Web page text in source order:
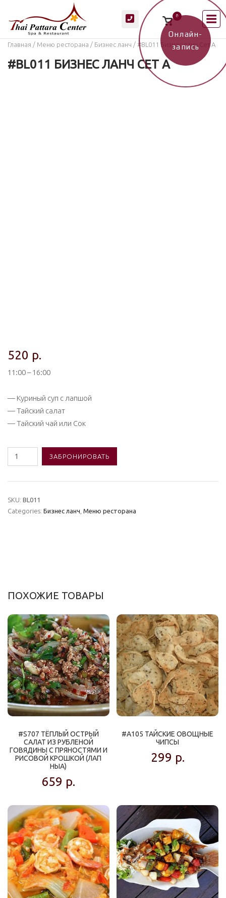
содержанию
Просмотр
корзины
покупок
0
Главная / Меню ресторана / Бизнес ланч / #BL011 Бизнес ланч Сет A
#BL011 БИЗНЕС ЛАНЧ СЕТ A
520 р.
11:00 – 16:00
— Куриный суп с лапшой
— Тайский салат
— Тайский чай или Сок
Количество
товара
ланч
Сет
ЗАБРОНИРОВАТЬ
SKU: BL011
Categories: Бизнес ланч Меню ресторана
ПОХОЖИЕ ТОВАРЫ
#S707 ТЁПЛЫЙ ОСТРЫЙ
САЛАТ ИЗ РУБЛЕНОЙ
ГОВЯДИНЫ С ПРЯНОСТЯМИ И
РИСОВОЙ КРОШКОЙ (ЛАП
НЫА)
659 р.
#A105 ТАЙСКИЕ ОВОЩНЫЕ
ЧИПСЫ
299 р.
Онлайн-
запись